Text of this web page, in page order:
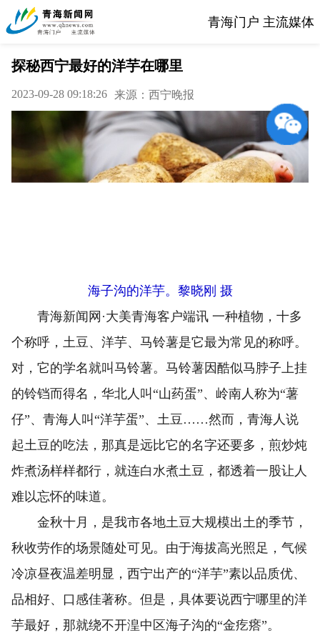
青海门户 主流媒体
探秘西宁最好的洋芋在哪里
2023-09-28 09:18:26 来源：西宁晚报
海子沟的洋芋。黎晓刚 摄
青海新闻网·大美青海客户端讯 一种植物，十多
个称呼，土豆、洋芋、马铃薯是它最为常见的称呼。
对，它的学名就叫马铃薯。马铃薯因酷似马脖子上挂
的铃铛而得名，华北人叫“山药蛋”、岭南人称为“薯
仔”、青海人叫“洋芋蛋”、土豆……然而，青海人说
起土豆的吃法，那真是远比它的名字还要多，煎炒炖
炸煮汤样样都行，就连白水煮土豆，都透着一股让人
难以忘怀的味道。
金秋十月，是我市各地土豆大规模出土的季节，
秋收劳作的场景随处可见。由于海拔高光照足，气候
冷凉昼夜温差明显，西宁出产的“洋芋”素以品质优、
品相好、口感佳著称。但是，具体要说西宁哪里的洋
芋最好，那就绕不开湟中区海子沟的“金疙瘩”。